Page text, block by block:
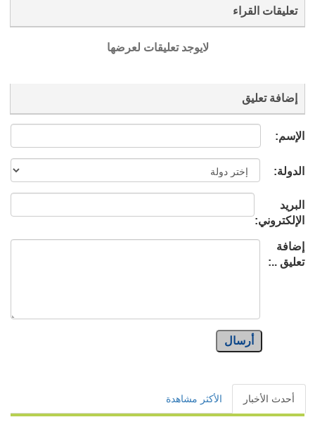
تعليقات القراء
لايوجد تعليقات لعرضها
إضافة تعليق
الإسم:
الدولة:
البريد
الإلكتروني:
إضافة
تعليق ..:
أرسال
أحدث الأخبار الأكثر مشاهدة